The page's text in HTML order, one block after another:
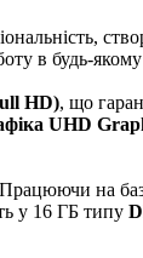
в будь-
HD), що
UHD
на
у 16 ГБ типу